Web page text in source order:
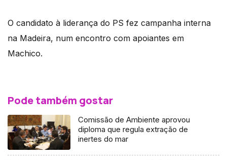
O candidato à liderança do PS fez campanha interna
na Madeira, num encontro com apoiantes em
Machico.
Pode também gostar
Comissão de Ambiente aprovou
diploma que regula extração de
inertes do mar